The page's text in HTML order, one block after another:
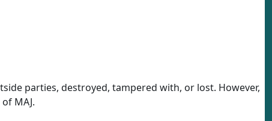
parties, destroyed, tampered with, or lost. However,
MAJ.